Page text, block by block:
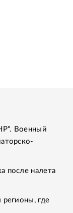
Военный
после налета
регионы, где